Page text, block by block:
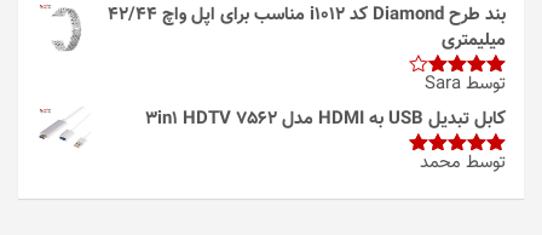
بند طرح Diamond کد i1012 مناسب برای اپل واچ 42/44
میلیمتری
امتیاز4
از 5
توسط Sara
کابل تبدیل USB به HDMI مدل 3in1 HDTV 7562
امتیاز5از
توسط محمد